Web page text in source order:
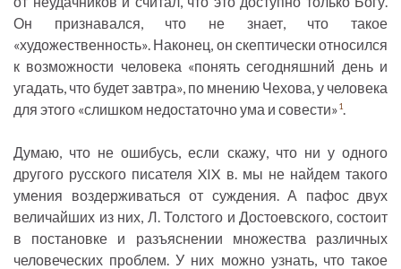
Он признавался, что не знает, что такое
«художественность». Наконец, он скептически относился
к возможности человека «понять сегодняшний день и
угадать, что будет завтра», по мнению Чехова, у человека
для этого «слишком недостаточно ума и совести»1.
Думаю, что не ошибусь, если скажу, что ни у одного
другого русского писателя XIX в. мы не найдем такого
умения воздерживаться от суждения. А пафос двух
величайших из них, Л. Толстого и Достоевского, состоит
в постановке и разъяснении множества различных
человеческих проблем. У них можно узнать, что такое